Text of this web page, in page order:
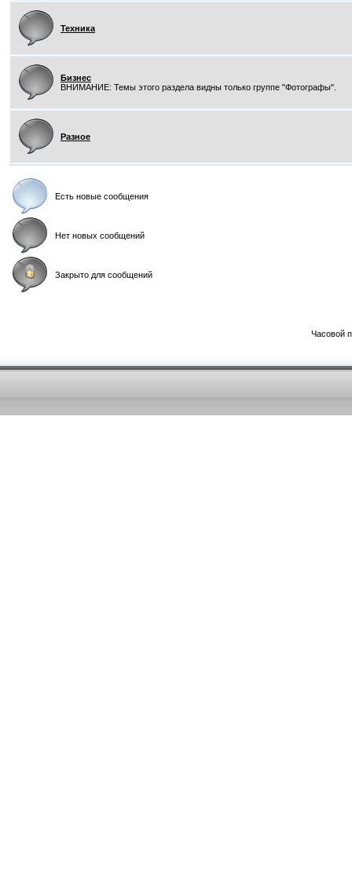
Техника
Бизнес
ВНИМАНИЕ: Темы этого раздела видны только группе "Фотографы".
Разное
Есть новые сообщения
Нет новых сообщений
Закрыто для сообщений
Часовой